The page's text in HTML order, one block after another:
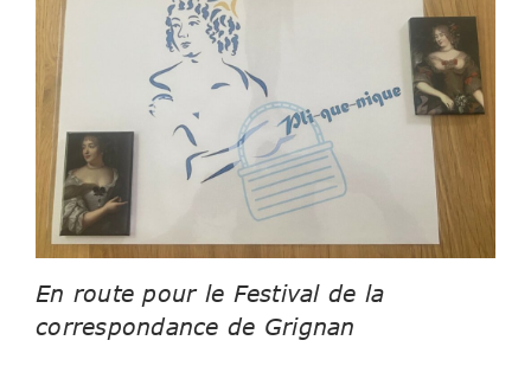
En route pour le Festival de la
correspondance de Grignan